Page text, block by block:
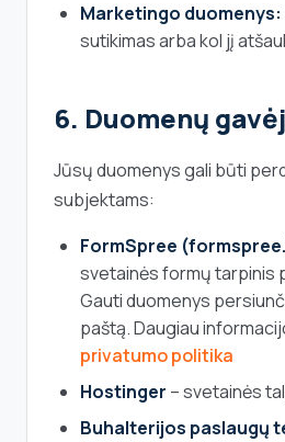
Marketingo duomenys:
sutikimas arba kol jį
6. Duomenų
Jūsų duomenys gali būti
subjektams:
FormSpree
svetainės formų tarpinis
Gauti duomenys
paštą. Daugiau
privatumo politika
Hostinger – svetainės
Buhalterijos paslaugų